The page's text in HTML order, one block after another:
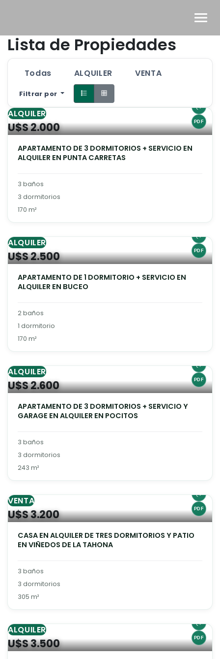
Lista de Propiedades
Todas ALQUILER VENTA
Filtrar por
ALQUILER
U$S 2.000
APARTAMENTO DE 3 DORMITORIOS + SERVICIO EN
ALQUILER EN PUNTA CARRETAS
3 baños
3 dormitorios
170 m²
ALQUILER
U$S 2.500
APARTAMENTO DE 1 DORMITORIO + SERVICIO EN
ALQUILER EN BUCEO
2 baños
1 dormitorio
170 m²
ALQUILER
U$S 2.600
APARTAMENTO DE 3 DORMITORIOS + SERVICIO Y
GARAGE EN ALQUILER EN POCITOS
3 baños
3 dormitorios
243 m²
VENTA
U$S 3.200
CASA EN ALQUILER DE TRES DORMITORIOS Y PATIO
EN VIÑEDOS DE LA TAHONA
3 baños
3 dormitorios
305 m²
ALQUILER
U$S 3.500